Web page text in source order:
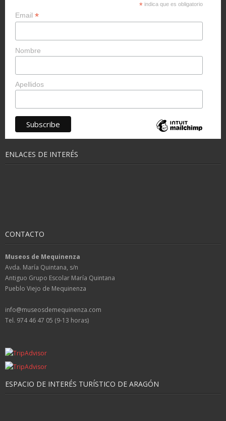
* indica que es obligatorio
Email *
Nombre
Apellidos
ENLACES DE INTERÉS
CONTACTO
Museos de Mequinenza
Avda. María Quintana, s/n
Antiguo Grupo Escolar María Quintana
Pueblo Viejo de Mequinenza
info@museosdemequinenza.com
Tel. 974 46 47 05 (9-13 horas)
ESPACIO DE INTERÉS TURÍSTICO DE ARAGÓN